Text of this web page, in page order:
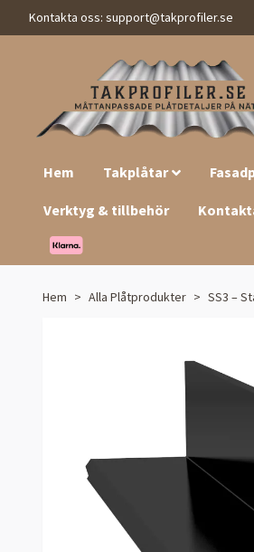
Kontakta oss: support@takprofiler.se
Hem Takplåtar
Verktyg & tillbehör
Hem Alla Plåtprodukter SS3 –